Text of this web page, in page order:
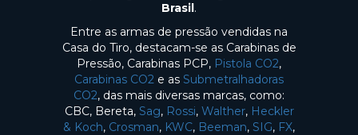
Brasil.
Entre as armas de pressão vendidas na
Casa do Tiro, destacam-se as Carabinas de
Pressão, Carabinas PCP, Pistola CO2,
Carabinas CO2 e as Submetralhadoras
CO2, das mais diversas marcas, como:
CBC, Bereta, Sag, Rossi, Walther, Heckler
& Koch, Crosman, KWC, Beeman, SIG, FX,